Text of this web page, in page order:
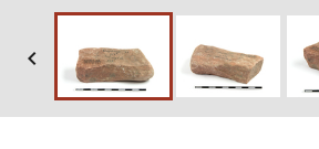
keyboard_arrow_left